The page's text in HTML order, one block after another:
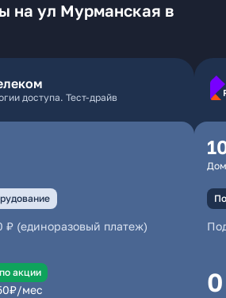
на ул Мурманская в
доступа. Тест-драйв
₽ (единоразовый платеж)
акции
₽/мес 0